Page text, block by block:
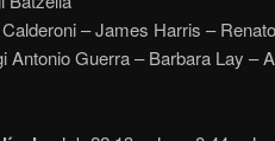
– James Harris –
Antonio Guerra – Barbara Lay –